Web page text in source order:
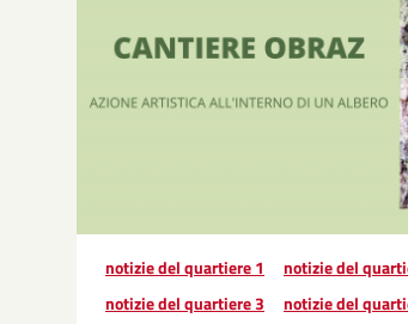
notizie del quartiere 1
notizie del
notizie del quartiere 3
notizie del